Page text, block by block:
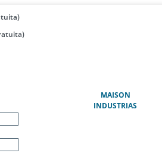
MAISON(ACTUAL)
INDUSTRIAS